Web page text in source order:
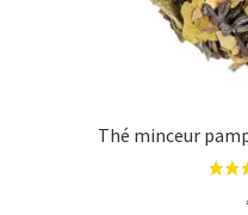
Thé minceur